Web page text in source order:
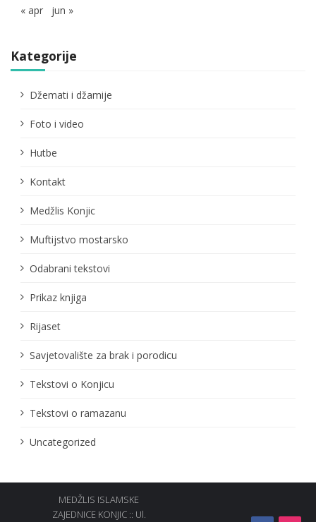
« apr jun »
Kategorije
Džemati i džamije
Foto i video
Hutbe
Kontakt
Medžlis Konjic
Muftijstvo mostarsko
Odabrani tekstovi
Prikaz knjiga
Rijaset
Savjetovalište za brak i porodicu
Tekstovi o Konjicu
Tekstovi o ramazanu
Uncategorized
MEDŽLIS ISLAMSKE
ZAJEDNICE KONJIC :: Ul.